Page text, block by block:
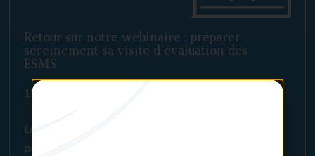
Retour sur notre webinaire : préparer
sereinement sa visite d’évaluation des
ESMS
15 juillet 2026
Les enseignements clés de notre webinaire pour
préparer sa visite d’évaluation en ESMS.